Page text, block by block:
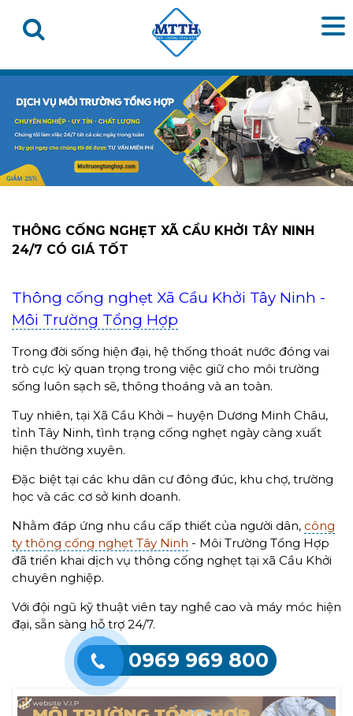
THÔNG CỐNG NGHẸT XÃ CẦU KHỞI TÂY NINH
24/7 CÓ GIÁ TỐT
Thông cống nghẹt Xã Cầu Khởi Tây Ninh -
Môi Trường Tổng Hợp
Trong đời sống hiện đại, hệ thống thoát nước đóng vai
trò cực kỳ quan trọng trong việc giữ cho môi trường
sống luôn sạch sẽ, thông thoáng và an toàn.
Tuy nhiên, tại Xã Cầu Khởi – huyện Dương Minh Châu,
tỉnh Tây Ninh, tình trạng cống nghẹt ngày càng xuất
hiện thường xuyên.
Đặc biệt tại các khu dân cư đông đúc, khu chợ, trường
học và các cơ sở kinh doanh.
Nhằm đáp ứng nhu cầu cấp thiết của người dân, công
ty thông cống nghẹt Tây Ninh - Môi Trường Tổng Hợp
đã triển khai dịch vụ thông cống nghẹt tại xã Cầu Khởi
chuyên nghiệp.
Với đội ngũ kỹ thuật viên tay nghề cao và máy móc hiện
đại, sẵn sàng hỗ trợ 24/7.
0969 969 800